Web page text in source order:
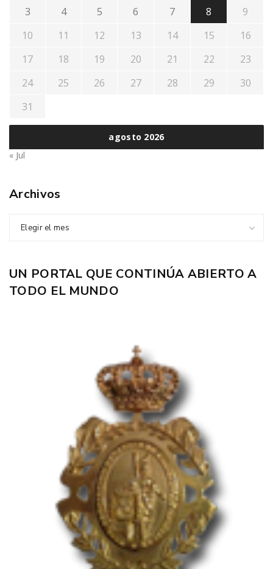
agosto 2026
3 4 5 6 7 8
9
10
11 12 13 14 15
16
17
18 19 20 21 22
23
24
25 26 27 28 29
30
31
« Jul
Archivos
Elegir el mes
UN PORTAL QUE CONTINÚA ABIERTO A
TODO EL MUNDO